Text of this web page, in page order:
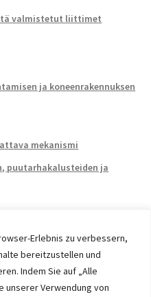
Erlebnis zu verbessern,
bereitzustellen und
Indem Sie auf „Alle
unserer Verwendung von
valmistetut liittimet
ja koneenrakennuksen
mekanismi
puutarhakalusteiden ja